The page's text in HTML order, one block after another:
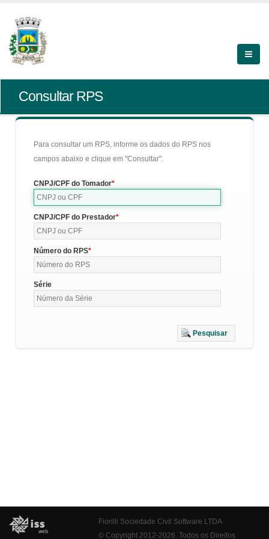
Consultar RPS
Para consultar um RPS, informe os dados do RPS nos
campos abaixo e clique em "Consultar".
CNPJ/CPF do Tomador
CNPJ/CPF do Prestador
Número do RPS
Série
Pesquisar
Fiorilli Sociedade Civil Software LTDA
© Copyright 2012-2026. Todos os Direitos